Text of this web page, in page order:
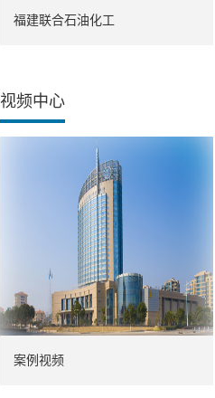
福建联合石油化工
视频中心
案例视频